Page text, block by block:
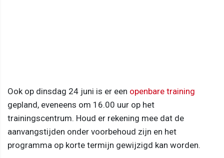
Ook op dinsdag 24 juni is er een openbare training
gepland, eveneens om 16.00 uur op het
trainingscentrum. Houd er rekening mee dat de
aanvangstijden onder voorbehoud zijn en het
programma op korte termijn gewijzigd kan worden.